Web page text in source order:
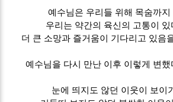
예수님은 우리들 위해 목숨까지
우리는 약간의 육신의 고통이 있
더 큰 소망과 즐거움이 기다리고 있음
예수님을 다시 만난 이후 이렇게 변
눈에 띄지도 않던 이웃이 보이